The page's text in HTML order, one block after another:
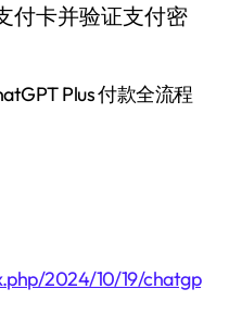
付卡并验证支付密
Plus 付款全流程
2024/10/19/chatgp